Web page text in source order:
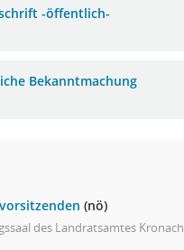
-öffentlich-
Bekanntmachung
(nö)
des Landratsamtes Kronach